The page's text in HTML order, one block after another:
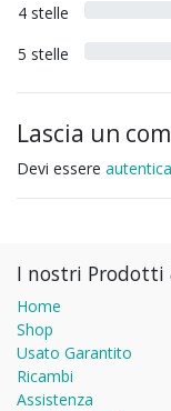
4 stelle
5 stelle
Lascia un
Devi essere
I nostri Prodotti
Home
Shop
Usato Garantito
Ricambi
Assistenza